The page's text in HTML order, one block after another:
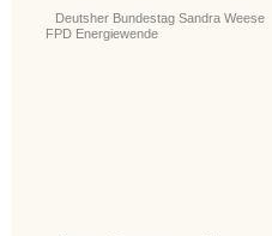
Deutsher Bundestag Sandra Weese
FPD Energiewende